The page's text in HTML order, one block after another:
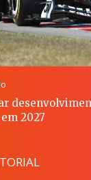
2027